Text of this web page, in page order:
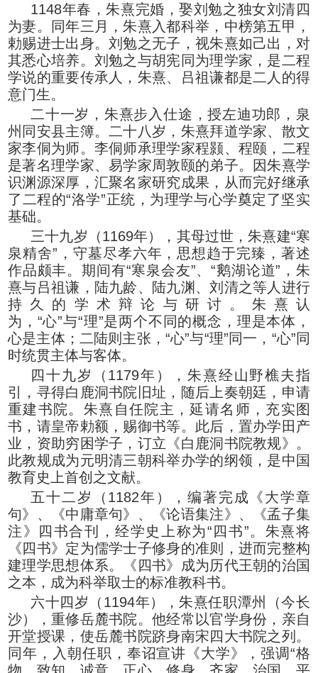
1148年春，朱熹完婚，娶刘勉之独女刘清四
为妻。同年三月，朱熹入都科举，中榜第五甲，
勅赐进士出身。刘勉之无子，视朱熹如己出，对
其悉心培养。刘勉之与胡宪同为理学家，是二程
学说的重要传承人，朱熹、吕祖谦都是二人的得
意门生。
二十一岁，朱熹步入仕途，授左迪功郎，泉
州同安县主簿。二十八岁，朱熹拜道学家、散文
家李侗为师。李侗师承理学家程颢、程颐，二程
是著名理学家、易学家周敦颐的弟子。因朱熹学
识渊源深厚，汇聚名家研究成果，从而完好继承
了二程的“洛学”正统，为理学与心学奠定了坚实
基础。
三十九岁（1169年），其母过世，朱熹建“寒
泉精舍”，守墓尽孝六年，思想趋于完臻，著述
作品颇丰。期间有“寒泉会友”、“鹅湖论道”，朱
熹与吕祖谦，陆九龄、陆九渊、刘清之等人进行
持久的学术辩论与研讨。朱熹认
为，“心”与“理”是两个不同的概念，理是本体，
心是主体；二陆则主张，“心”与“理”同一，“心”同
时统贯主体与客体。
四十九岁（1179年），朱熹经山野樵夫指
引，寻得白鹿洞书院旧址，随后上奏朝廷，申请
重建书院。朱熹自任院主，延请名师，充实图
书，请皇帝勅额，赐御书等。此后，置办学田产
业，资助穷困学子，订立《白鹿洞书院教规》。
此教规成为元明清三朝科举办学的纲领，是中国
教育史上首创之文献。
五十二岁（1182年），编著完成《大学章
句》、《中庸章句》、《论语集注》、《孟子集
注》四书合刊，经学史上称为“四书”。朱熹将
《四书》定为儒学士子修身的准则，进而完整构
建理学思想体系。《四书》成为历代王朝的治国
之本，成为科举取士的标准教科书。
六十四岁（1194年），朱熹任职潭州（今长
沙），重修岳麓书院。他经常以官学身份，亲自
开堂授课，使岳麓书院跻身南宋四大书院之列。
同年，入朝任职，奉诏宣讲《大学》，强调“格